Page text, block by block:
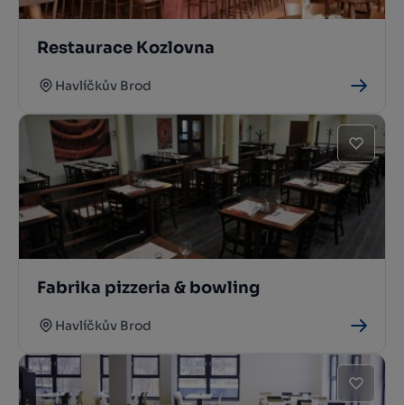
Restaurace Kozlovna
Havlíčkův Brod
Fabrika pizzeria & bowling
Havlíčkův Brod